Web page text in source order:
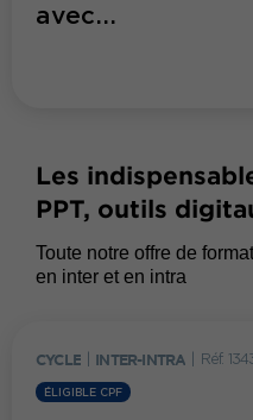
avec...
Les
PPT, outils
Toute notre offre de
en inter et en intra
CYCLE INTER-INTRA Réf.
ÉLIGIBLE CPF